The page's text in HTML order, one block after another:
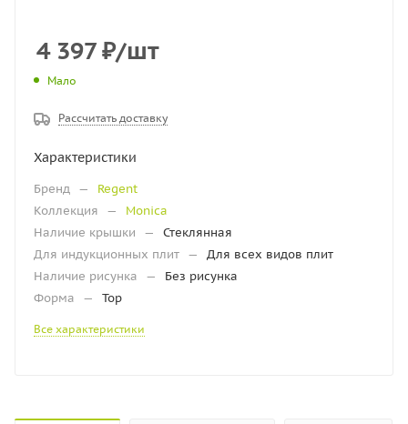
4 397₽/шт
Мало
Рассчитать доставку
Характеристики
Бренд —
Regent
Коллекция
—
Monica
Наличие крышки
—
Стеклянная
Для индукционных плит —
Для всех видов плит
Наличие рисунка
—
Без рисунка
Форма
— Тор
Все характеристики